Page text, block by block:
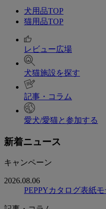
犬用品TOP
猫用品TOP
レビュー広場
犬猫施設を探す
記事・コラム
愛犬/愛猫と参加する
新着ニュース
キャンペーン
2026.08.06
PEPPYカタログ表紙モ